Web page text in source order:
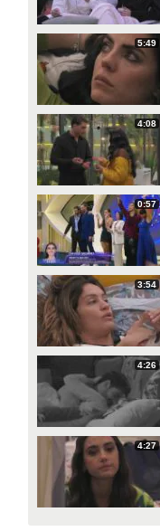
5:49
4:08
0:57
3:54
4:26
4:27